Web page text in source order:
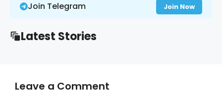
Join Telegram Join Now
Latest Stories
Leave a Comment